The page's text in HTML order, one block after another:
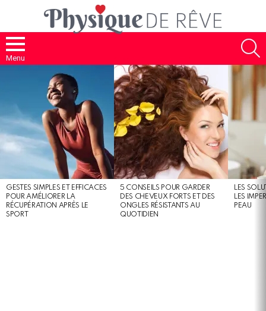
Menu
GESTES SIMPLES ET EFFICACES
POUR AMÉLIORER LA
RÉCUPÉRATION APRÈS LE
SPORT
5 CONSEILS POUR GARDER
DES CHEVEUX FORTS ET DES
ONGLES RÉSISTANTS AU
QUOTIDIEN
LES
LES
PEAU